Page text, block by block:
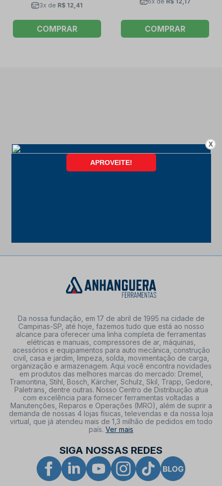
3x de R$ 12,41
COMPRAR COMPRAR
FORMAS DE PAGAMENTO
Da nossa fundação, em 17 de abril de 1995 na cidade de
Campinas-SP, até hoje, fazemos tudo que está ao nosso
alcance para oferecer uma linha completa de ferramentas
elétricas e manuais, compressores de ar, máquinas,
acessórios e equipamentos para auto mecânica, construção
civil, casa e jardim, limpeza, solda, movimentação de carga,
organização e armazenagem. Aqui você encontra novidades
em produtos das melhores marcas do mercado: Dremel,
Tramontina, Stihl, Bosch, Kärcher, Schulz, Skil, Trapp, Gedore,
Paletrans, dentre outras. Nosso Centro de Distribuição atua
com excelência para fornecer ferramentas voltadas a
Manutenções, Reparos e Operações (MRO), além de suprir a
demanda de nossas 4 lojas físicas, televendas e da nossa loja
virtual, que já atendeu mais de 1,3 milhão de pedidos em todo
país. Ver mais
SIGA NOSSAS REDES
X